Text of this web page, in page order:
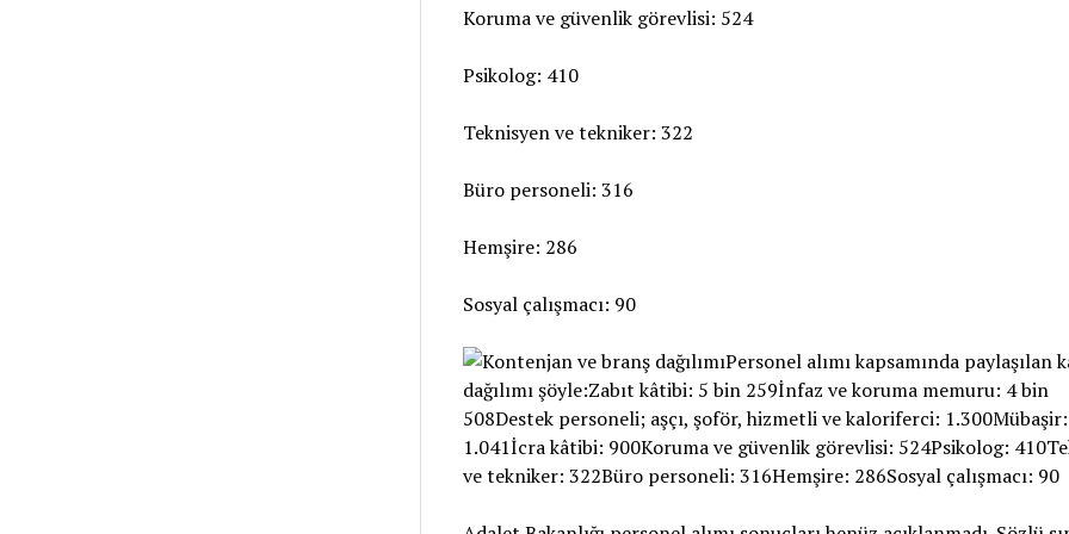
Koruma ve güvenlik görevlisi: 524
Psikolog: 410
Teknisyen ve tekniker: 322
Büro personeli: 316
Hemşire: 286
Sosyal çalışmacı: 90